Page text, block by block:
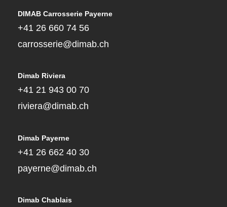
DIMAB Carrosserie Payerne
+41 26 660 74 56
carrosserie@dimab.ch
Dimab Riviera
+41 21 943 00 70
riviera@dimab.ch
Dimab Payerne
+41 26 662 40 30
payerne@dimab.ch
Dimab Chablais